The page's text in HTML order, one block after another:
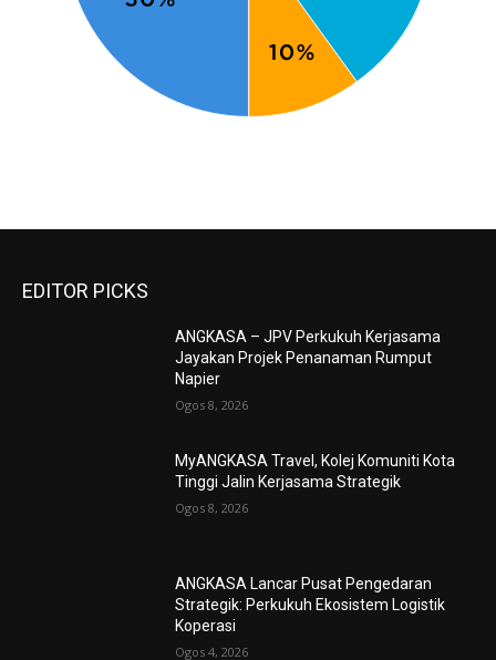
EDITOR PICKS
ANGKASA – JPV Perkukuh Kerjasama
Jayakan Projek Penanaman Rumput
Napier
Ogos 8, 2026
MyANGKASA Travel, Kolej Komuniti Kota
Tinggi Jalin Kerjasama Strategik
Ogos 8, 2026
ANGKASA Lancar Pusat Pengedaran
Strategik: Perkukuh Ekosistem Logistik
Koperasi
Ogos 4, 2026